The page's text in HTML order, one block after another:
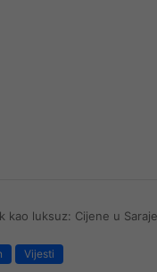
kao luksuz: Cijene u
Vijesti